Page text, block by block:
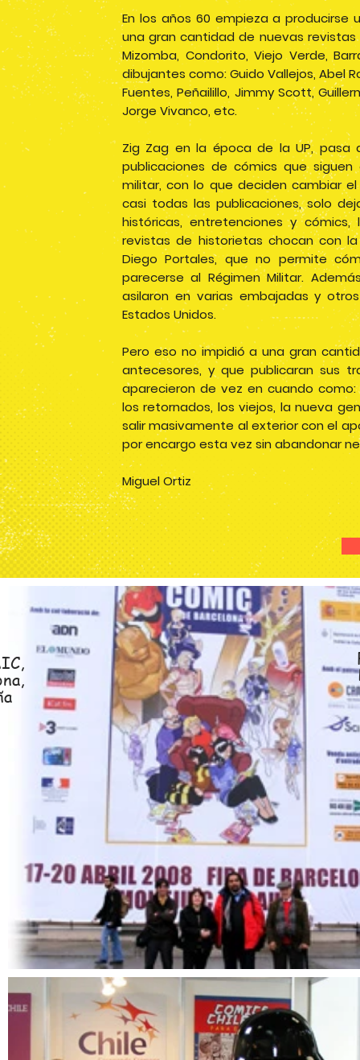
En los años 60 empieza a
una gran cantidad de nuevas revistas
Mizomba, Condorito, Viejo Verde,
dibujantes como: Guido Vallejos, Abel
Fuentes, Peñailillo, Jimmy Scott,
Jorge Vivanco, etc.
Zig Zag en la época de la UP, pasa
publicaciones de cómics que
militar, con lo que deciden cambiar
casi todas las publicaciones, solo
históricas, entretenciones y
revistas de historietas chocan con
Diego Portales, que no permite
parecerse al Régimen Militar.
asilaron en varias embajadas y
Estados Unidos.
Pero eso no impidió a una gran
antecesores, y que publicaran sus
aparecieron de vez en cuando como:
los retornados, los viejos, la nueva
salir masivamente al exterior con el
por encargo esta vez sin abandonar
Miguel Ortiz